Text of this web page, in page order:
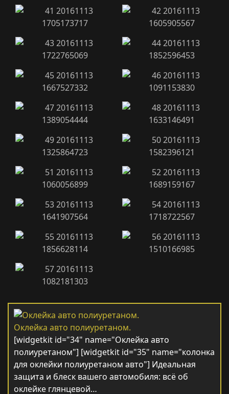
Оклейка авто полиуретаном.
[widgetkit id="34" name="Оклейка авто
полиуретаном"] [widgetkit id="35" name="колонка
для оклейки полиуретаном авто"] Идеальная
защита и блеск вашего автомобиля: всё об
оклейке глянцевой…